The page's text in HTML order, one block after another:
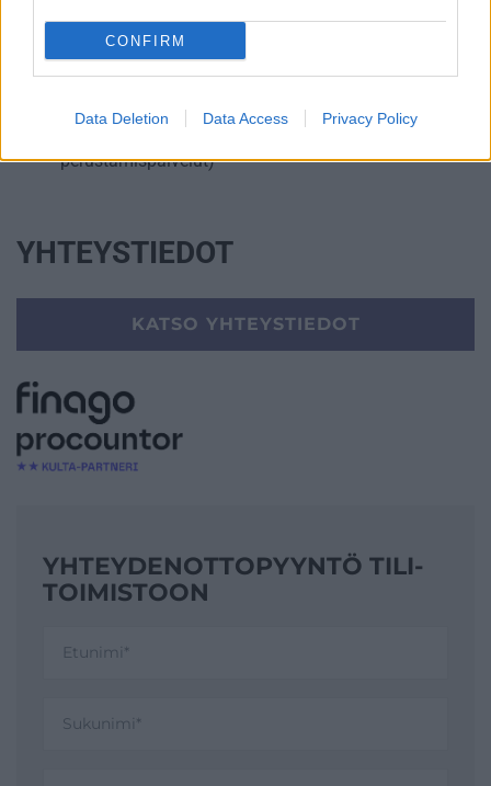
CONFIRM
Data Deletion Data Access Privacy Policy
Sisäinen laskenta
Talouskonsultointi (esim. tunnuslukujen
Yrityksen elinkaarenhallinta (esim. yrityksen
perustamispalvelut)
YHTEYSTIEDOT
KATSO YHTEYSTIEDOT
YHTEYDENOTTO­PYYNTÖ TILI­
TOIMISTOON